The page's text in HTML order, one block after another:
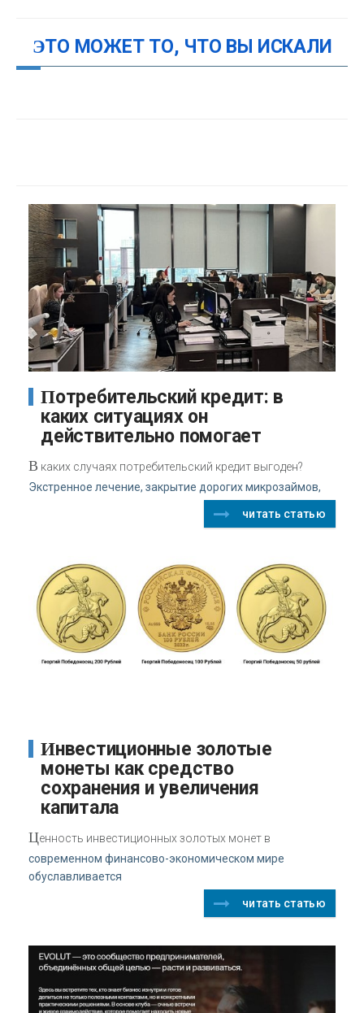
ЭТО МОЖЕТ ТО, ЧТО ВЫ ИСКАЛИ
Потребительский кредит: в
каких ситуациях он
действительно помогает
В каких случаях потребительский кредит выгоден?
Экстренное лечение, закрытие дорогих микрозаймов,
читать статью
Инвестиционные золотые
монеты как средство
сохранения и увеличения
капитала
Ценность инвестиционных золотых монет в
современном финансово-экономическом мире
обуславливается
читать статью